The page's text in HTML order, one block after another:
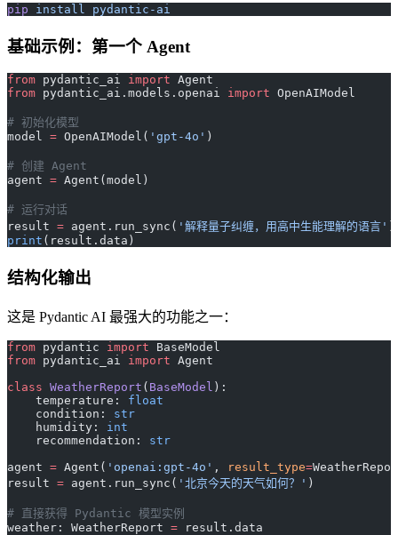
pip install pydantic-ai
基础示例：第一个 Agent
from pydantic_ai import Agent
from pydantic_ai.models.openai import OpenAIModel
# 初始化模型
model = OpenAIModel( 'gpt-4o' )
# 创建 Agent
agent = Agent(model)
# 运行对话
result = agent.run_sync( '解释量子纠缠，用高中生能理解的语言'
print (result.data)
结构化输出
这是 Pydantic AI 最强大的功能之一：
from pydantic import BaseModel
from pydantic_ai import Agent
class WeatherReport ( BaseModel ):
    temperature:
float
    condition:
str
    humidity:
int
    recommendation:
str
agent = Agent( 'openai:gpt-4o' , result_type=
result = agent.run_sync( '北京今天的天气如何？' )
# 直接获得 Pydantic 模型实例
weather: WeatherReport = result.data